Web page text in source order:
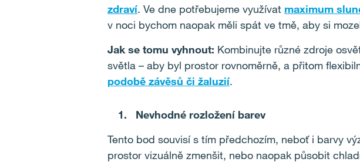
zdraví. Ve dne potřebujeme využívat maximum
v noci bychom naopak měli spát ve tmě, aby si
Jak se tomu vyhnout: Kombinujte různé zdroje
světla – aby byl prostor rovnoměrně, a přitom
podobě závěsů či žaluzií.
Nevhodné rozložení barev
Tento bod souvisí s tím předchozím, neboť i barvy
prostor vizuálně zmenšit, nebo naopak působit